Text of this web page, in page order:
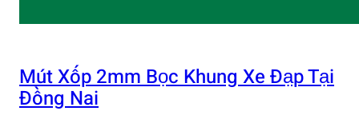
Mút Xốp 2mm Bọc Khung Xe Đạp Tại
Đồng Nai